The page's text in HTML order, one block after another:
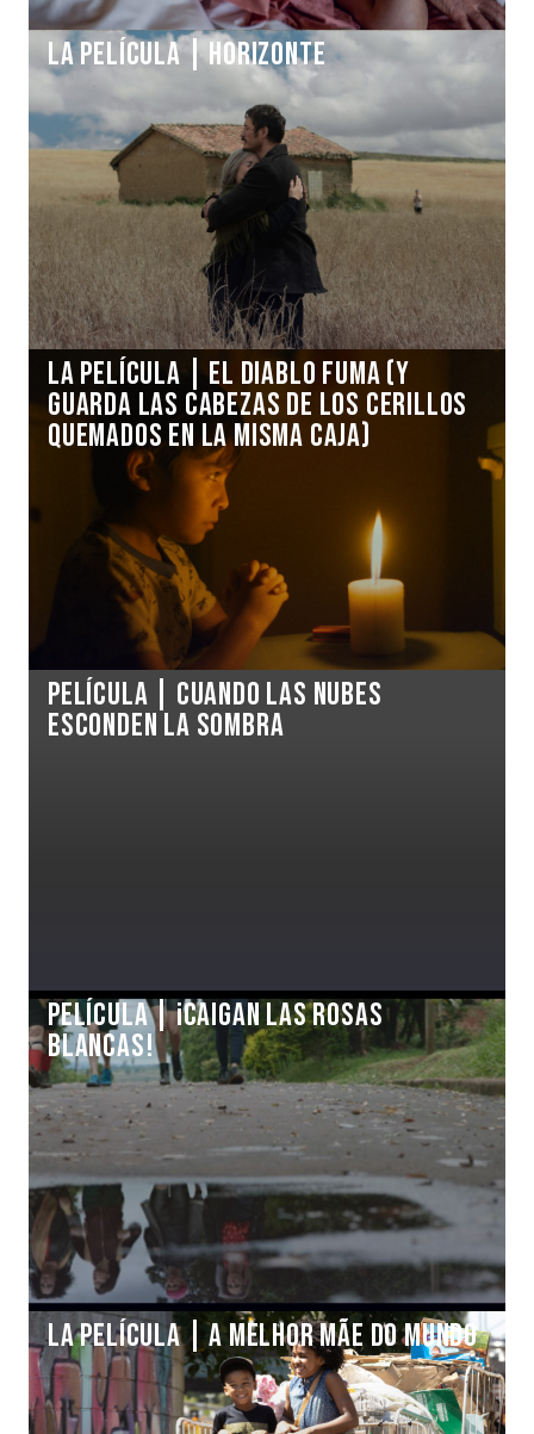
La Película | HORIZONTE
La Película | EL DIABLO FUMA (Y
GUARDA LAS CABEZAS DE LOS CERILLOS
QUEMADOS EN LA MISMA CAJA)
Película | CUANDO LAS NUBES
ESCONDEN LA SOMBRA
Película | ¡CAIGAN LAS ROSAS
BLANCAS!
La Película | A MELHOR MÃE DO MUNDO